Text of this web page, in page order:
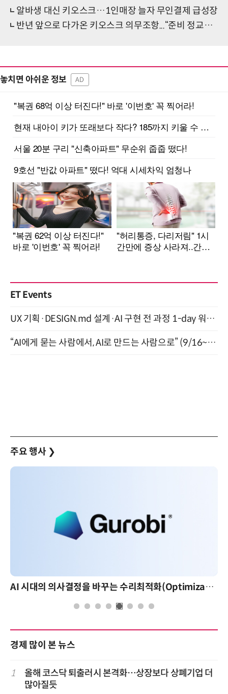
알바생 대신 키오스크…1인매장 늘자 무인결제 급성장
반년 앞으로 다가온 키오스크 의무조항...“준비 정교해야”
놓치면 아쉬운 정보 AD
ET Events
UX 기획·DESIGN.md 설계·AI 구현 전 과정 1-day 워크숍 with Claude Code·Codex 9월 15일 개최
“AI에게 묻는 사람에서, AI로 만드는 사람으로” (9/16~17)
주요 행사 ❯
AI 시대의 의사결정을 바꾸는 수리최적화(Optimization): 실제 산업 적용 사례와 활용 전략
경제 많이 본 뉴스
1
올해 코스닥 퇴출러시 본격화…상장보다 상폐기업 더
많아질듯